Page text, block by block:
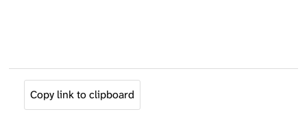
Copy link to clipboard